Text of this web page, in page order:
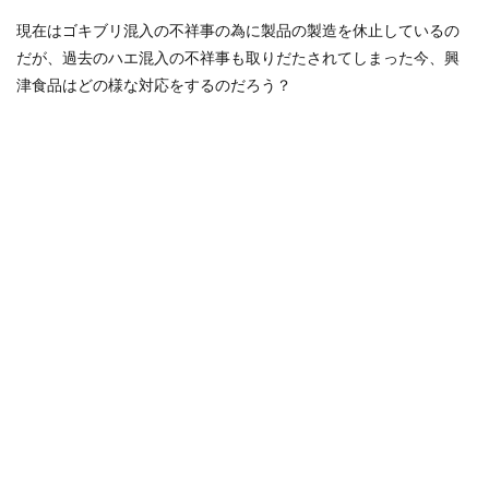
現在はゴキブリ混入の不祥事の為に製品の製造を休止しているの
だが、過去のハエ混入の不祥事も取りだたされてしまった今、興
津食品はどの様な対応をするのだろう？